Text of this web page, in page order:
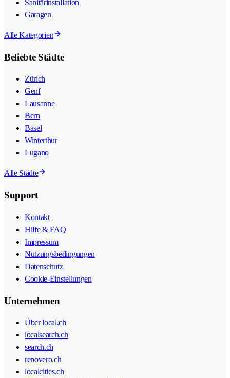
Sanitärinstallation
Garagen
Alle Kategorien
Beliebte Städte
Zürich
Genf
Lausanne
Bern
Basel
Winterthur
Lugano
Alle Städte
Support
Kontakt
Hilfe & FAQ
Impressum
Nutzungsbedingungen
Datenschutz
Cookie-Einstellungen
Unternehmen
Über local.ch
localsearch.ch
search.ch
renovero.ch
localcities.ch